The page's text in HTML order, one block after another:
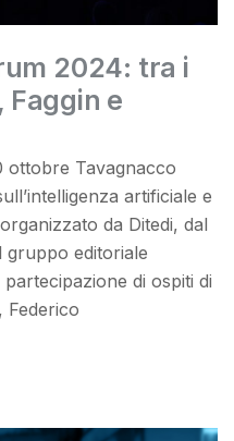
2024: tra i
Faggin e
ottobre Tavagnacco
artificiale e
da Ditedi, dal
gruppo editoriale
di ospiti di
Federico